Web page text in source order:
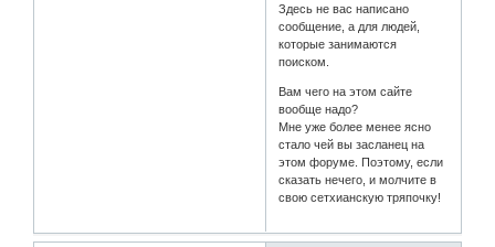
Здесь не вас написано
сообщение, а для людей,
которые занимаются
поиском.
Вам чего на этом сайте
вообще надо?
Мне уже более менее ясно
стало чей вы засланец на
этом форуме. Поэтому, если
сказать нечего, и молчите в
свою сетхианскую тряпочку!